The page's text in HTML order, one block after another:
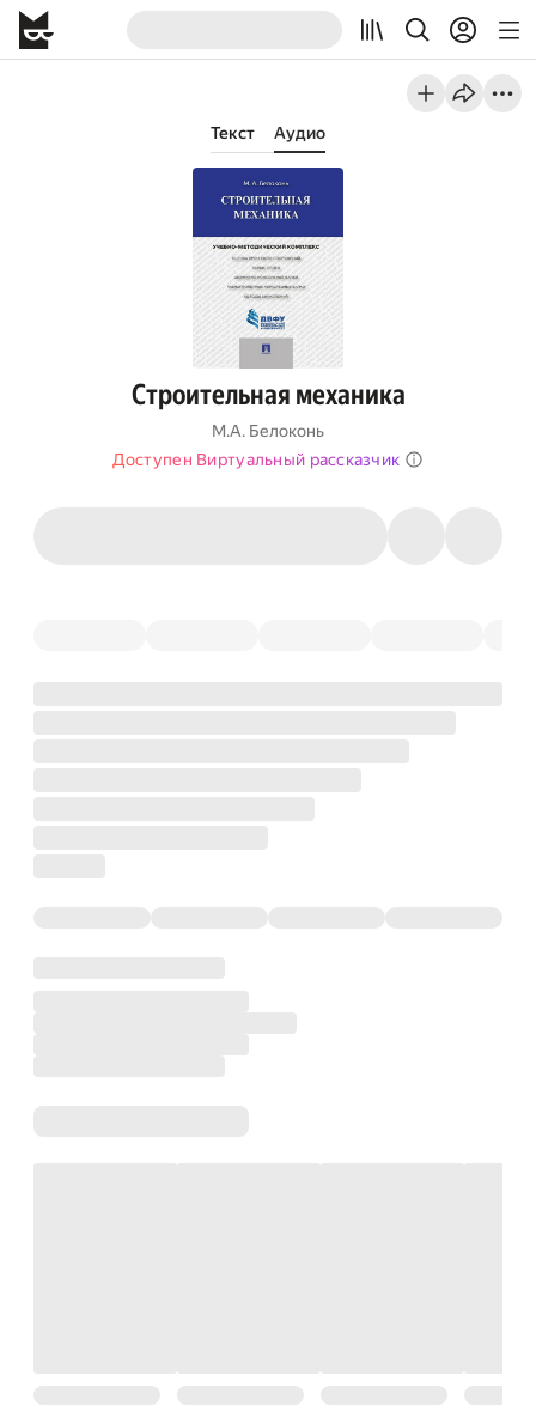
Текст Аудио
Строительная механика
М.А. Белоконь
Доступен Виртуальный рассказчик